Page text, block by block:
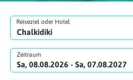
Reiseziel oder Hotel
Zeitraum
Sa, 08.08.2026 - Sa, 07.08.2027